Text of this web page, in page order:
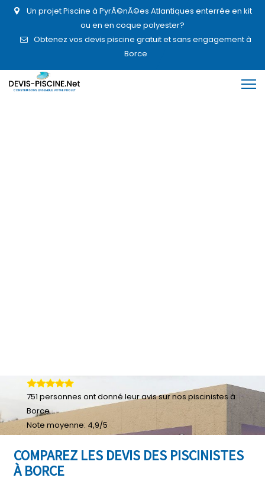
Un projet Piscine à PyrÃ©nÃ©es Atlantiques enterrée en kit
ou en en coque polyester?
Obtenez vos devis piscine gratuit et sans engagement à
Borce
COMPAREZ LES DEVIS DES PISCINISTES
À BORCE
751 personnes ont donné leuravis sur nos piscinistes à
Borce
Note moyenne: 4,9/5